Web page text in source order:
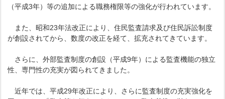
（平成3年）等の追加による職務権限等の強化が行われています。
また、昭和23年法改正により、住民監査請求及び住民訴訟制度
が創設されてから、数度の改正を経て、拡充されてきています。
さらに、外部監査制度の創設（平成9年）による監査機能の独立
性、専門性の充実が図られてきました。
近年では、平成29年改正により、さらに監査制度の充実強化を